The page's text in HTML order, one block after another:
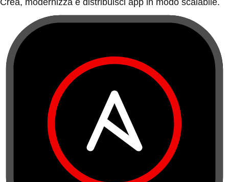
Crea, modernizza e distribuisci app in modo scalabile.